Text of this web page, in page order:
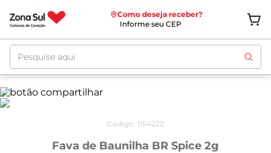
Como deseja receber?
Informe seu CEP
Pesquise aqui
Código: 1154222
Fava de Baunilha BR Spice 2g